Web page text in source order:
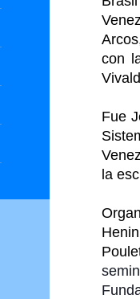
con
Fue
la